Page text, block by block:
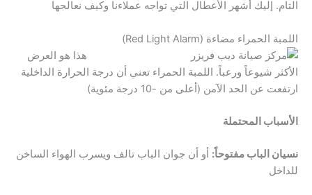
التام. إليك أشهر الأعطال التي تواجه عملاءنا وكيف نعالجها
اللمبة الحمراء مضاءة (Red Light Alarm)
هذا هو العرض
الأكثر شيوعاً ورعباً. اللمبة الحمراء تعني أن درجة الحرارة الداخلية
ارتفعت عن الحد الآمن (أعلى من -10 درجة مئوية)
الأسباب المحتملة
نسيان الباب مفتوحاً: أو أن جوان الباب تالف ويسرب الهواء الساخن
للداخل